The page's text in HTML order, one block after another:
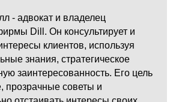
- адвокат и владелец
Dill. Он консультирует и
клиентов, используя
знания, стратегическое
заинтересованность. Его цель
прозрачные советы и